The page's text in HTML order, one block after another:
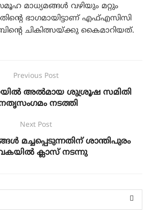
മാധ്യമങ്ങൾ വഴിയും മറ്റും
ഭാഗമായിട്ടാണ് എഫ്എസി‌സി
ചികിത്സയ്ക്കു കൈമാറിയത്.
Previous Post
അൽമായ ശുശ്രൂഷ സമിതി
നടത്തി
Next Post
മച്ചപ്പെടുന്നതിന്‌ ശാന്തിപുരം
ക്ലാസ് നടന്നു